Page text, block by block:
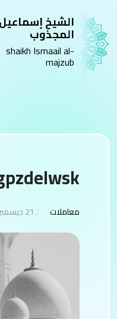
الشيخ إسماعيل
المجذوب
shaikh Ismaail al-
majzub
معاملات . 21 ديسمبر 2025